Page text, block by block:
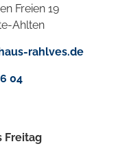
Freien 19
Ahlten
rahlves.de
04
Freitag